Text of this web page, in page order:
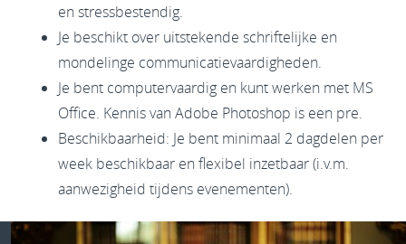
en stressbestendig.
Je beschikt over uitstekende schriftelijke en
mondelinge communicatievaardigheden.
Je bent computervaardig en kunt werken met MS
Office. Kennis van Adobe Photoshop is een pre.
Beschikbaarheid: Je bent minimaal 2 dagdelen per
week beschikbaar en flexibel inzetbaar (i.v.m.
aanwezigheid tijdens evenementen).